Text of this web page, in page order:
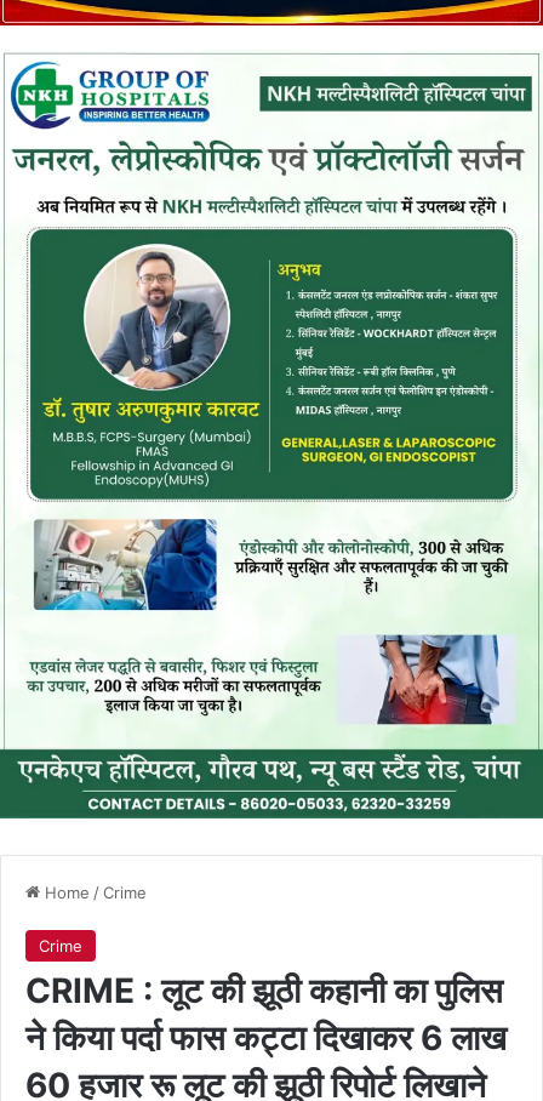
Home /Crime
Crime
CRIME : लूट की झूठी कहानी का पुलिस
ने किया पर्दा फास कट्टा दिखाकर 6 लाख
60 हजार रू लूट की झूठी रिपोर्ट लिखाने